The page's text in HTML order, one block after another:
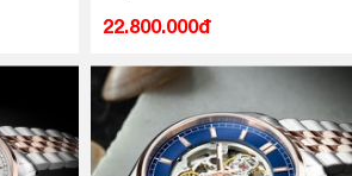
22.800.000đ